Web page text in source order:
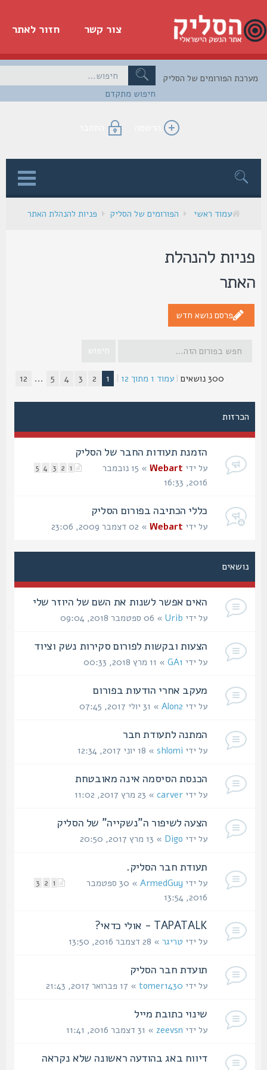
חזור לאתר צור קשר
חיפוש מתקדם
הפורומים של הסליק
הרשמה התחבר
עמוד ראשי הפורומים של הסליק פניות להנהלת האתר
להנהלת
פרסם נושא חדש
|עמוד1מתוך12
|
1
5
...
12
הכרזות
הזמנת תעודות החבר של הסליק
2
3
4
5 על ידיWebart
» 15 נובמבר
כללי הכתיבה בפורום הסליק
על ידיWebart» 02 דצמבר 2009, 23:06
נושאים
האים אפשר לשנות את השם של היוזר שלי
על ידיUrib » 06 ספטמבר 2018, 09:04
הצעות ובקשות לפורום סקירות נשק וציוד
על ידיGA1 » 11 מרץ 2018, 00:33
מעקב אחרי הודעות בפורום
על ידיAlon2» 31 יולי 2017, 07:45
המתנה לתעודת חבר
על ידיshlomi» 18 יוני 2017, 12:34
הכנסת הסיסמה אינה מאובטחת
על ידיcarver» 23 מרץ 2017, 11:02
הצעה לשיפור ה"נשקייה" של הסליק
על ידיDigo » 13 מרץ 2017, 20:50
תעודת חבר הסליק.
2
3 על ידיArmedGuy
» 30 ספטמבר
TAPATALK - אולי כדאי?
על ידיטריגר» 28 דצמבר 2016, 13:50
תועדת חבר הסליק
על ידיtomer1430» 17 פברואר 2017, 21:43
שינוי כתובת מייל
על ידיzeevsn» 31 דצמבר 2016, 11:41
דיווח באג בהודעה ראשונה שלא נקראה